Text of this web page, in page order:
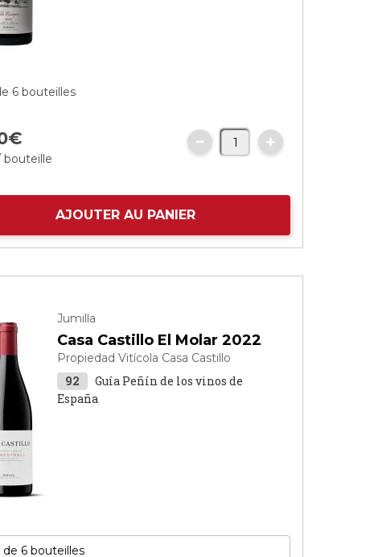
6 bouteilles
€
bouteille
AJOUTER AU PANIER
Jumilla
Casa Castillo El Molar 2022
Propiedad Vitícola Casa Castillo
92
Guía Peñín de los vinos de
España